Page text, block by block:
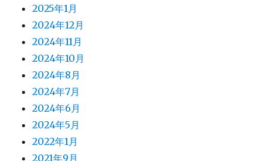
2025年1月
2024年12月
2024年11月
2024年10月
2024年8月
2024年7月
2024年6月
2024年5月
2022年1月
2021年9月